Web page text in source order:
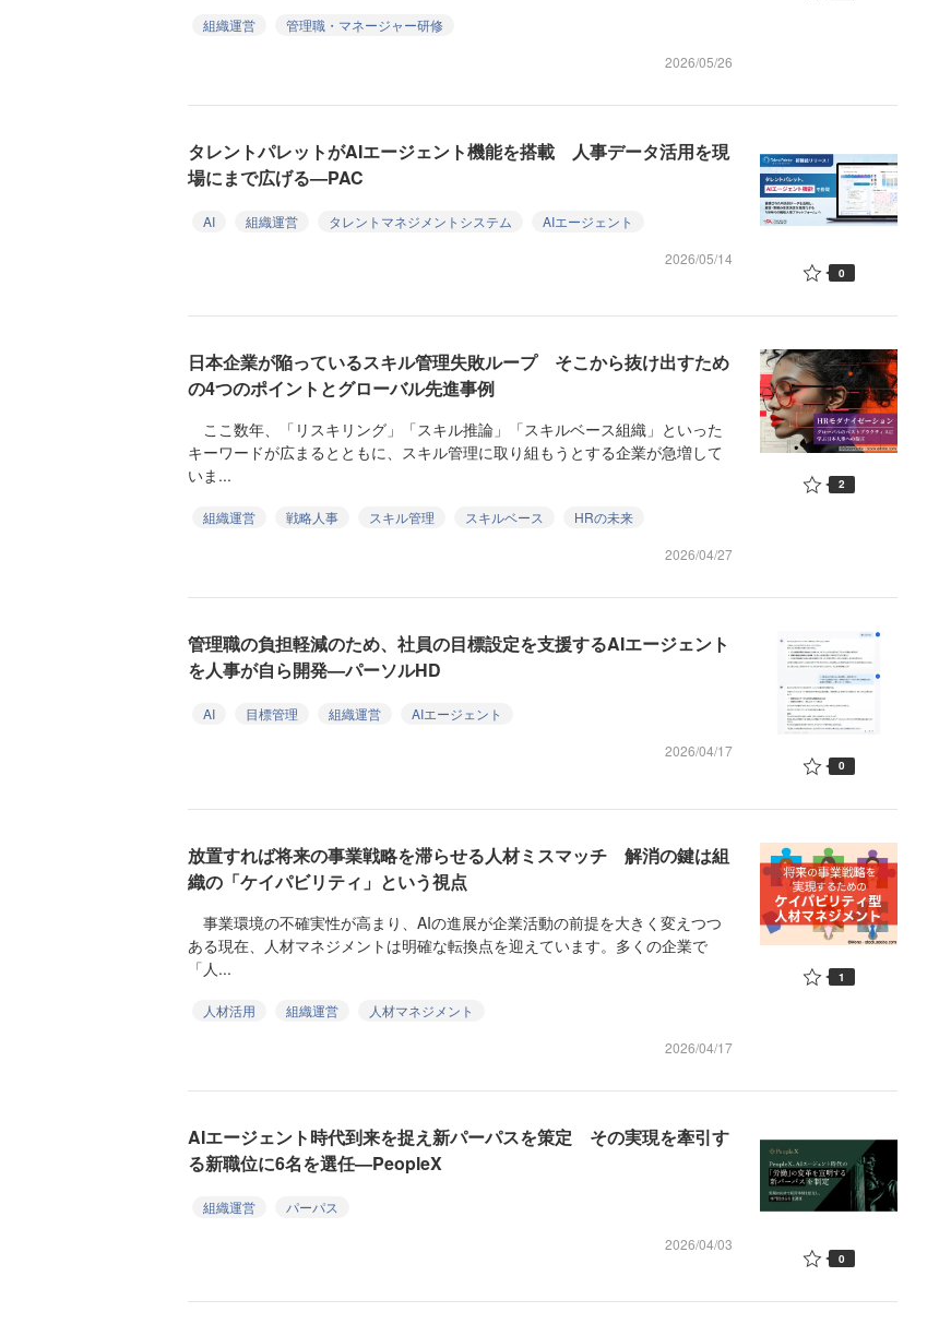
組織運営
管理職・マネージャー研修
2026/05/26
タレントパレットがAIエージェント機能を搭載 人事データ活用を現
場にまで広げる—PAC
AI 組織運営 タレントマネジメントシステム
AIエージェント
2026/05/14
0
日本企業が陥っているスキル管理失敗ループ そこから抜け出すため
の4つのポイントとグローバル先進事例
ここ数年、「リスキリング」「スキル推論」「スキルベース組織」といった
キーワードが広まるとともに、スキル管理に取り組もうとする企業が急増して
いま...
組織運営 戦略人事 スキル管理 スキルベース
HRの未来
2026/04/27
2
管理職の負担軽減のため、社員の目標設定を支援するAIエージェント
を人事が自ら開発—パーソルHD
AI 目標管理 組織運営
AIエージェント
2026/04/17
0
放置すれば将来の事業戦略を滞らせる人材ミスマッチ 解消の鍵は組
織の「ケイパビリティ」という視点
事業環境の不確実性が高まり、AIの進展が企業活動の前提を大きく変えつつ
ある現在、人材マネジメントは明確な転換点を迎えています。多くの企業で
「人...
人材活用 組織運営
人材マネジメント
2026/04/17
1
AIエージェント時代到来を捉え新パーパスを策定 その実現を牽引す
る新職位に6名を選任—PeopleX
組織運営
パーパス
2026/04/03
0